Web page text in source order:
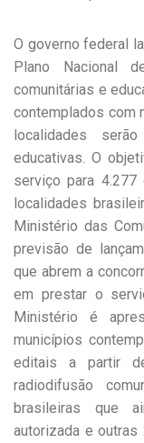
O governo federal
Plano Nacional
comunitárias e
contemplados com
localidades
educativas. O
serviço para 4.277
localidades
Ministério das
previsão de
que abrem a
em prestar o
Ministério é
municípios
editais a partir
radiodifusão
brasileiras que
autorizada e